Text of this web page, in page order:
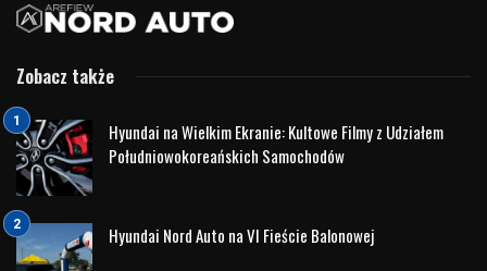
Zakup nowego samochodu to decyzja, którą warto dobrze
przemyśleć. Coraz więcej kierowców z Białegostoku i
województwa podlaskiego zwraca uwagę na markę JAC
Motors, a szczególne zainteresowanie wzbudza model
JAC JS6. Ten nowoczesny SUV przyciąga klientów
atrakcyjną ceną, bogatym wyposażeniem oraz